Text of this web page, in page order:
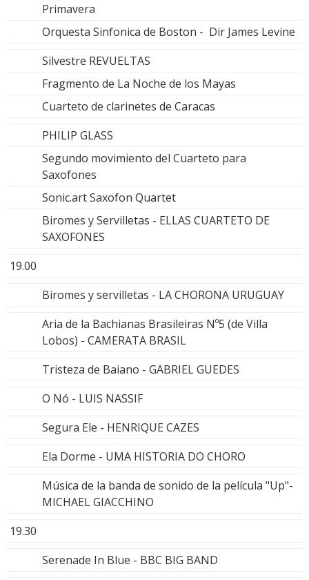
Primavera
Orquesta Sinfonica de Boston - Dir James Levine
Silvestre REVUELTAS
Fragmento de La Noche de los Mayas
Cuarteto de clarinetes de Caracas
PHILIP GLASS
Segundo movimiento del Cuarteto para
Saxofones
Sonic.art Saxofon Quartet
Biromes y Servilletas - ELLAS CUARTETO DE
SAXOFONES
19.00
Biromes y servilletas - LA CHORONA URUGUAY
Aria de la Bachianas Brasileiras Nº5 (de Villa
Lobos) - CAMERATA BRASIL
Tristeza de Baiano - GABRIEL GUEDES
O Nó - LUIS NASSIF
Segura Ele - HENRIQUE CAZES
Ela Dorme - UMA HISTORIA DO CHORO
Música de la banda de sonido de la película "Up"-
MICHAEL GIACCHINO
19.30
Serenade In Blue - BBC BIG BAND